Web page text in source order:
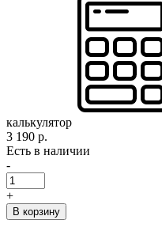
калькулятор
3 190 р.
Есть в наличии
-
+
В корзину